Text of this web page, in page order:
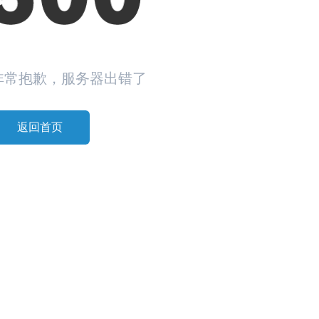
常抱歉，服务器出错了
返回首页